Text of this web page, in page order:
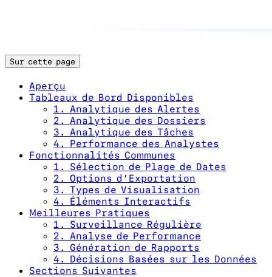
Sur cette page
Aperçu
Tableaux de Bord Disponibles
1. Analytique des Alertes
2. Analytique des Dossiers
3. Analytique des Tâches
4. Performance des Analystes
Fonctionnalités Communes
1. Sélection de Plage de Dates
2. Options d’Exportation
3. Types de Visualisation
4. Éléments Interactifs
Meilleures Pratiques
1. Surveillance Régulière
2. Analyse de Performance
3. Génération de Rapports
4. Décisions Basées sur les Données
Sections Suivantes